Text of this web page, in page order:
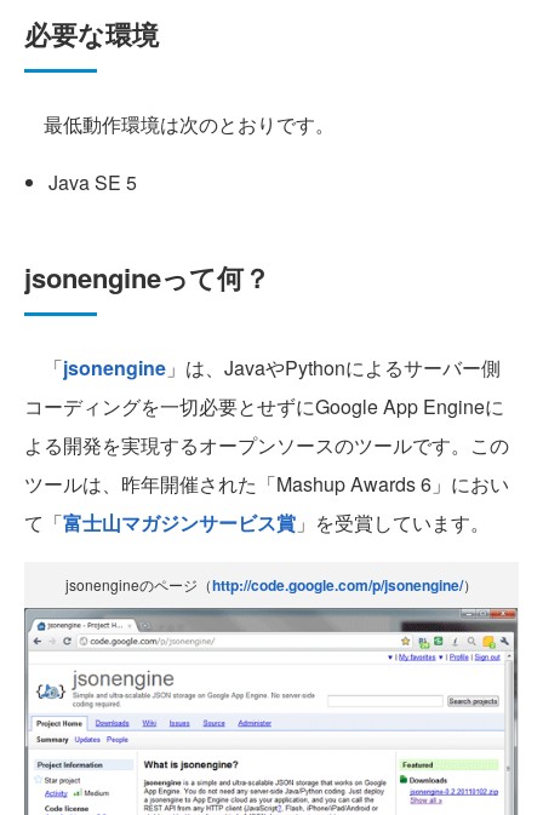
必要な環境
最低動作環境は次のとおりです。
Java SE 5
jsonengineって何？
「jsonengine 」は、JavaやPythonによるサーバー側
コーディングを一切必要とせずにGoogle App Engineに
よる開発を実現するオープンソースのツールです。この
ツールは、昨年開催された「Mashup Awards 6」におい
て「富士山マガジンサービス賞 」を受賞しています。
jsonengineのページ（http://code.google.com/p/jsonengine/）